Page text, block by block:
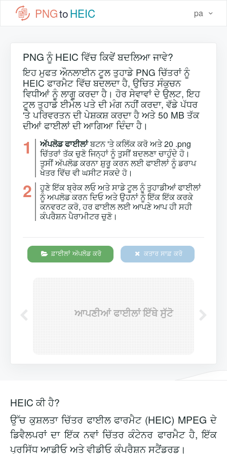
PNGtoHEIC pa
PNG ਨੂੰ HEIC ਵਿੱਚ ਕਿਵੇਂ ਬਦਲਿਆ ਜਾਵੇ?
ਇਹ ਮੁਫਤ ਔਨਲਾਈਨ ਟੂਲ ਤੁਹਾਡੇ PNG ਚਿੱਤਰਾਂ ਨੂੰ
HEIC ਫਾਰਮੈਟ ਵਿੱਚ ਬਦਲਦਾ ਹੈ, ਉਚਿਤ ਸੰਕੁਚਨ
ਵਿਧੀਆਂ ਨੂੰ ਲਾਗੂ ਕਰਦਾ ਹੈ। ਹੋਰ ਸੇਵਾਵਾਂ ਦੇ ਉਲਟ, ਇਹ
ਟੂਲ ਤੁਹਾਡੇ ਈਮੇਲ ਪਤੇ ਦੀ ਮੰਗ ਨਹੀਂ ਕਰਦਾ, ਵੱਡੇ ਪੱਧਰ
'ਤੇ ਪਰਿਵਰਤਨ ਦੀ ਪੇਸ਼ਕਸ਼ ਕਰਦਾ ਹੈ ਅਤੇ 50 MB ਤੱਕ
ਦੀਆਂ ਫਾਈਲਾਂ ਦੀ ਆਗਿਆ ਦਿੰਦਾ ਹੈ।
1 ਅੱਪਲੋਡ ਫਾਈਲਾਂਬਟਨ 'ਤੇ ਕਲਿੱਕ ਕਰੋ ਅਤੇ 20 .png
ਚਿੱਤਰਾਂ ਤੱਕ ਚੁਣੋ ਜਿਨ੍ਹਾਂ ਨੂੰ ਤੁਸੀਂ ਬਦਲਣਾ ਚਾਹੁੰਦੇ ਹੋ।
ਤੁਸੀਂ ਅੱਪਲੋਡ ਕਰਨਾ ਸ਼ੁਰੂ ਕਰਨ ਲਈ ਫਾਈਲਾਂ ਨੂੰ ਡਰਾਪ
ਖੇਤਰ ਵਿੱਚ ਵੀ ਘਸੀਟ ਸਕਦੇ ਹੋ।
2
ਹੁਣੇ ਇੱਕ ਬ੍ਰੇਕ ਲਓ ਅਤੇ ਸਾਡੇ ਟੂਲ ਨੂੰ ਤੁਹਾਡੀਆਂ ਫਾਈਲਾਂ
ਨੂੰ ਅਪਲੋਡ ਕਰਨ ਦਿਓ ਅਤੇ ਉਹਨਾਂ ਨੂੰ ਇੱਕ ਇੱਕ ਕਰਕੇ
ਕਨਵਰਟ ਕਰੋ, ਹਰ ਫਾਈਲ ਲਈ ਆਪਣੇ ਆਪ ਹੀ ਸਹੀ
ਕੰਪਰੈਸ਼ਨ ਪੈਰਾਮੀਟਰ ਚੁਣੋ।
ਫ਼ਾਈਲਾਂ ਅੱਪਲੋਡ ਕਰੋ ਕਤਾਰ ਸਾਫ਼ ਕਰੋ
ਆਪਣੀਆਂ ਫਾਈਲਾਂ ਇੱਥੇ ਸੁੱਟੋ
HEIC ਕੀ ਹੈ?
ਉੱਚ ਕੁਸ਼ਲਤਾ ਚਿੱਤਰ ਫਾਈਲ ਫਾਰਮੈਟ (HEIC) MPEG ਦੇ
ਡਿਵੈਲਪਰਾਂ ਦਾ ਇੱਕ ਨਵਾਂ ਚਿੱਤਰ ਕੰਟੇਨਰ ਫਾਰਮੈਟ ਹੈ, ਇੱਕ
ਪ੍ਰਸਿੱਧ ਆਡੀਓ ਅਤੇ ਵੀਡੀਓ ਕੰਪਰੈਸ਼ਨ ਸਟੈਂਡਰਡ।